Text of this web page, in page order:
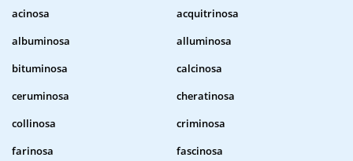
acinosa
acquitrinosa
albuminosa
alluminosa
bituminosa
calcinosa
ceruminosa
cheratinosa
collinosa
criminosa
farinosa
fascinosa